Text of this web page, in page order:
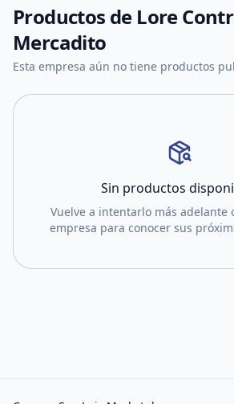
Productos de Lore
Mercadito
Esta empresa aún no tiene productos
Sin productos
Vuelve a intentarlo más adelante
empresa para conocer sus